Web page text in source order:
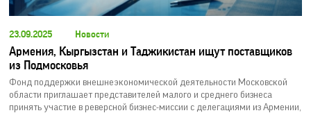
23.09.2025 Новости
Армения, Кыргызстан и Таджикистан ищут поставщиков
из Подмосковья
Фонд поддержки внешнеэкономической деятельности Московской
области приглашает представителей малого и среднего бизнеса
принять участие в реверсной бизнес-миссии с делегациями из Армении,